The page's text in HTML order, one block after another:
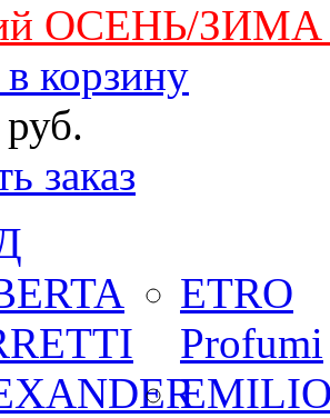
ОСЕНЬ/ЗИМА
корзину
заказ
ETRO
Profumi